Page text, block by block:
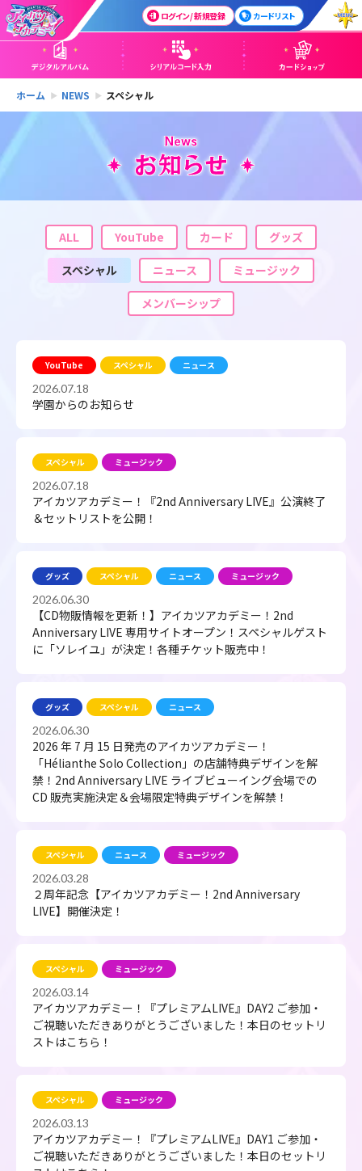
ログイン / 新規登録 カードリスト
ホーム NEWS スペシャル
ALL YouTube カード グッズ
スペシャル ニュース ミュージック
メンバーシップ
YouTube スペシャル ニュース
2026.07.18
学園からのお知らせ
スペシャル ミュージック
2026.07.18
アイカツアカデミー！『2nd Anniversary LIVE』公演終了
＆セットリストを公開！
グッズ スペシャル ニュース ミュージック
2026.06.30
【CD物販情報を更新！】アイカツアカデミー！2nd
Anniversary LIVE 専用サイトオープン！スペシャルゲスト
に「ソレイユ」が決定！各種チケット販売中！
グッズ スペシャル ニュース
2026.06.30
2026 年 7 月 15 日発売のアイカツアカデミー！
「Hélianthe Solo Collection」の店舗特典デザインを解
禁！2nd Anniversary LIVE ライブビューイング会場での
CD 販売実施決定＆会場限定特典デザインを解禁！
スペシャル ニュース ミュージック
2026.03.28
２周年記念【アイカツアカデミー！2nd Anniversary
LIVE】開催決定！
スペシャル ミュージック
2026.03.14
アイカツアカデミー！『プレミアムLIVE』DAY2 ご参加・
ご視聴いただきありがとうございました！本日のセットリ
ストはこちら！
スペシャル ミュージック
2026.03.13
アイカツアカデミー！『プレミアムLIVE』DAY1 ご参加・
ご視聴いただきありがとうございました！本日のセットリ